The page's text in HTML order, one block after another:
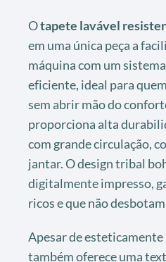
Otapete lavável
em uma única peça a
máquina com um
eficiente, ideal para
sem abrir mão do
proporciona alta
com grande circulação,
jantar. O design tribal
digitalmente impresso,
ricos e que não
Apesar de
também oferece uma